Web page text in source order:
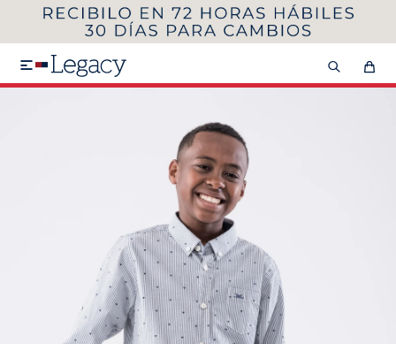

MI CUENTA
VER COLECCIÓN DE HOMBRE
SEGUNDA 50%